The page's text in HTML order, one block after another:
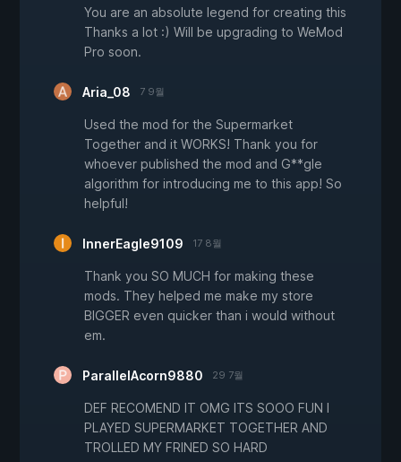
You are an absolute legend for creating this
Thanks a lot :) Will be upgrading to WeMod
Pro soon.
Aria_08 7 9월
Used the mod for the Supermarket
Together and it WORKS! Thank you for
whoever published the mod and G**gle
algorithm for introducing me to this app! So
helpful!
InnerEagle9109 17 8월
Thank you SO MUCH for making these
mods. They helped me make my store
BIGGER even quicker than i would without
em.
ParallelAcorn9880 29 7월
DEF RECOMEND IT OMG ITS SOOO FUN I
PLAYED SUPERMARKET TOGETHER AND
TROLLED MY FRINED SO HARD